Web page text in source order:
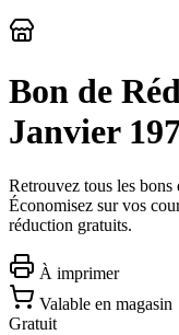
Bon de
Janvier
Retrouvez tous les
Économisez sur vos
réduction gratuits.
À imprimer
Valable en magasin
Gratuit